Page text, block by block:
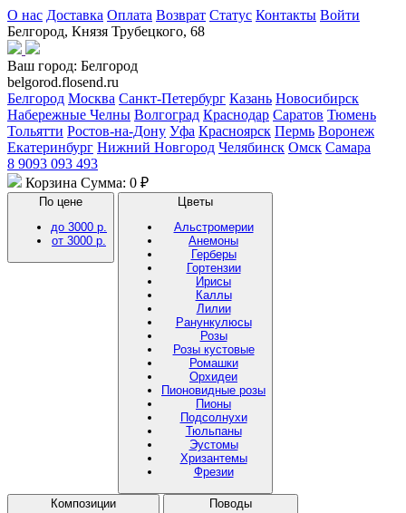
О нас Доставка Оплата Возврат Статус Контакты Войти
Белгород, Князя Трубецкого, 68
Ваш город: Белгород
belgorod.flosend.ru
Белгород Москва Санкт-Петербург Казань Новосибирск
Набережные Челны Волгоград Краснодар Саратов Тюмень
Тольятти Ростов-на-Дону Уфа Красноярск Пермь Воронеж
Екатеринбург Нижний Новгород Челябинск Омск Самара
8 9093 093 493
Корзина Сумма: 0 ₽
По цене
до 3000 р.
от 3000 р.
Цветы
Альстромерии
Анемоны
Герберы
Гортензии
Ирисы
Каллы
Лилии
Ранункулюсы
Розы
Розы кустовые
Ромашки
Орхидеи
Пионовидные розы
Пионы
Подсолнухи
Тюльпаны
Эустомы
Хризантемы
Фрезии
Композиции
Поводы